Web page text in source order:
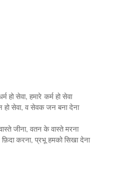
हो सेवा, हमारे कर्म हो सेवा
हो सेवा, व सेवक जन बना देना
जीना, वतन के वास्ते मरना
करना, प्रभू हमको सिखा देना